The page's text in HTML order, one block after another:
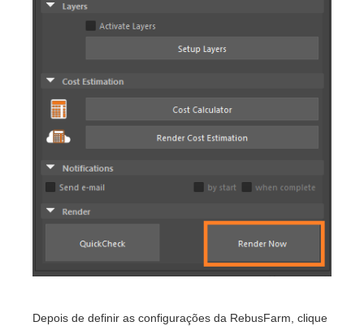
Depois de definir as configurações da RebusFarm, clique